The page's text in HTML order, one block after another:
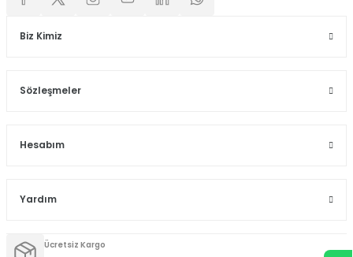
Biz Kimiz
Sözleşmeler
Hesabım
Yardım
Ücretsiz Kargo